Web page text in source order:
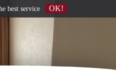
best service OK!